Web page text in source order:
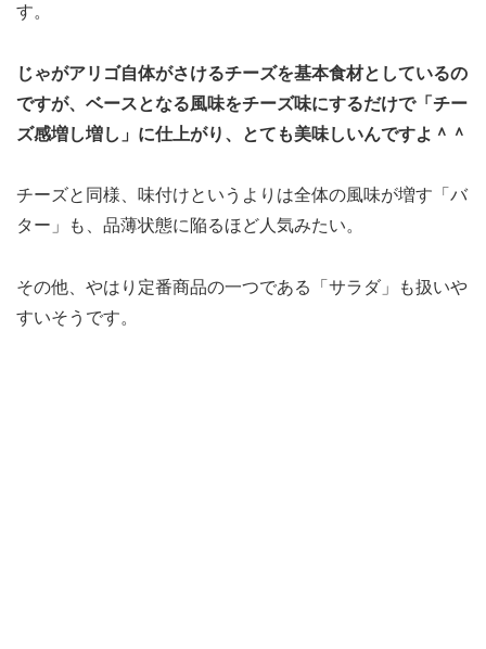
す。
じゃがアリゴ自体がさけるチーズを基本食材としているの
ですが、ベースとなる風味をチーズ味にするだけで「チー
ズ感増し増し」に仕上がり、とても美味しいんですよ＾＾
チーズと同様、味付けというよりは全体の風味が増す「バ
ター」も、品薄状態に陥るほど人気みたい。
その他、やはり定番商品の一つである「サラダ」も扱いや
すいそうです。